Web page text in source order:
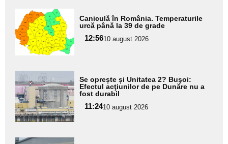
Adaugă
aici textul
pentru
subtitlu
Caniculă în România. Temperaturile
urcă până la 39 de grade
12:5610 august 2026
Adaugă
aici textul
pentru
subtitlu
Se oprește și Unitatea 2? Buşoi:
Efectul acţiunilor de pe Dunăre nu a
fost durabil
11:2410 august 2026